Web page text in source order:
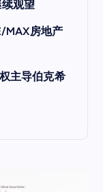
观望
MAX房地产
主导伯克希